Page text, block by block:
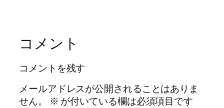
コメント
コメントを残す
メールアドレスが公開されることはありま
せん。
※ が付いている欄は必須項目です